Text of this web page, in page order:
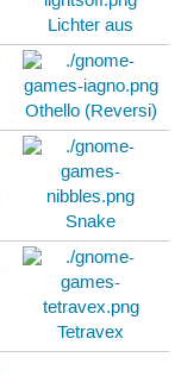
Lichter aus
Othello (Reversi)
Snake
Tetravex